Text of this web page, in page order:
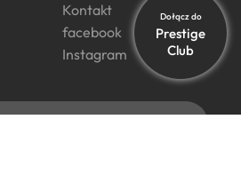
Dołącz do
Prestige
Club
Kontakt
facebook
Instagram